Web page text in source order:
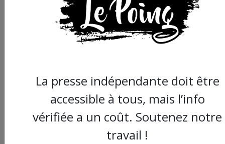
La presse indépendante doit être
accessible à tous, mais l’info
vérifiée a un coût. Soutenez notre
travail !